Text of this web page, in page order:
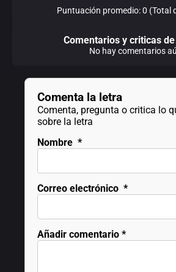
Puntuación promedio: 0 (Total
Comentarios y criticas
No hay comentarios
Comenta la letra
Comenta, pregunta o critica lo
sobre la letra
Nombre *
Correo electrónico *
Añadir comentario *